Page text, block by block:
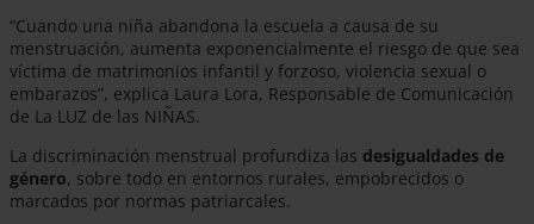
“Cuando una niña abandona la escuela a causa de su
menstruación, aumenta exponencialmente el riesgo de que sea
víctima de matrimonios infantil y forzoso, violencia sexual o
embarazos”, explica Laura Lora, Responsable de Comunicación
de La LUZ de las NIÑAS.
La discriminación menstrual profundiza las desigualdades de
género, sobre todo en entornos rurales, empobrecidos o
marcados por normas patriarcales.